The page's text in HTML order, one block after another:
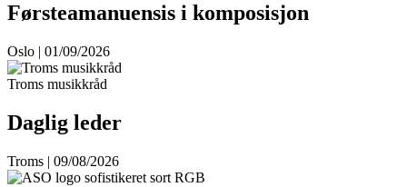
Førsteamanuensis i komposisjon
Oslo | 01/09/2026
Troms musikkråd
Daglig leder
Troms | 09/08/2026